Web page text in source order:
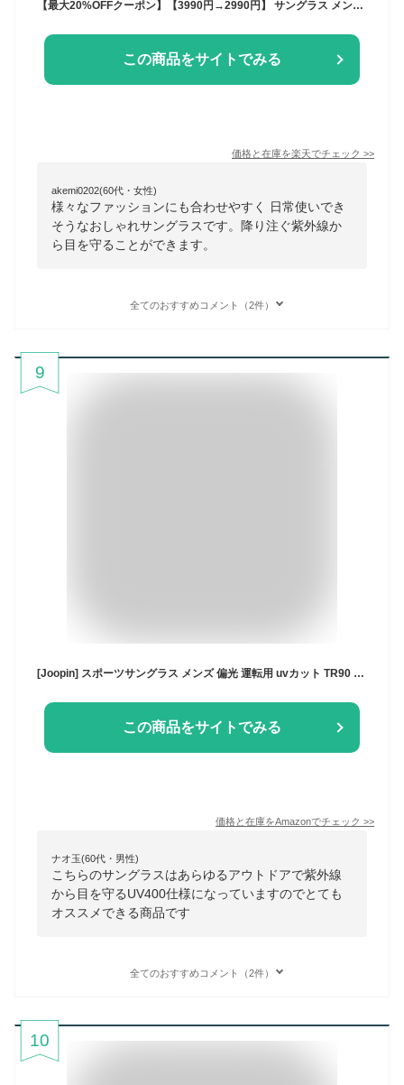
【最大20%OFFクーポン】【3990円→2990円】 サングラス メンズ SBG ブランド スクエアサングラス uvカット スポーツ ブルー ブラック スモーク カラー レンズ スクエア サングラスケース付き
この商品をサイトでみる
価格と在庫を楽天でチェック >>
akemi0202(60代・女性)
様々なファッションにも合わせやすく 日常使いでき
そうなおしゃれサングラスです。降り注ぐ紫外線か
ら目を守ることができます。
全てのおすすめコメント（2件）
9
[Joopin] スポーツサングラス メンズ 偏光 運転用 uvカット TR90 釣り 自転車 登山 野球 ゴルフ 軽量 sunglasses for men（マットブラック）
この商品をサイトでみる
価格と在庫をAmazonでチェック >>
ナオ玉(60代・男性)
こちらのサングラスはあらゆるアウトドアで紫外線
から目を守るUV400仕様になっていますのでとても
オススメできる商品です
全てのおすすめコメント（2件）
10